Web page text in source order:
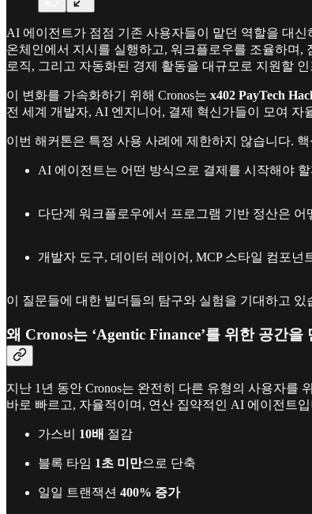
AI 에이전트가 점점 기존 사용자들이 맡던 역할을 대신
온체인에서 지시를 실행하고, 워크플로우를 조율하며,
로직, 그리고 자동화된 경제 활동을 대규모로 지원할
이 변화를 가속화하기 위해 Cronos는 x402 PayTech
전 세계 개발자, AI 엔지니어, 결제 혁신가들이 모여
이번 해커톤은 특정 사용 사례에 제한하지 않습니다.
AI 에이전트는 어떤 방식으로 결제를 시작해야 할
다단계 워크플로우에서 프로그램 기반 정산은 어
개발자 도구, 데이터 레이어, MCP 스타일 컴포
이 질문들에 대한 빌더들의 탐구와 실험을 기대하고 있
왜 Cronos는 ‘Agentic Finance’를 위한 공간을
지난 1년 동안 Cronos는 완전히 다른 유형의 사용자를
바로 빠르고, 자율적이며, 연산 집약적인 AI 에이전트
가스비 10배 절감
블록 타임 1초 미만으로 단축
일일 트랜잭션 400% 증가